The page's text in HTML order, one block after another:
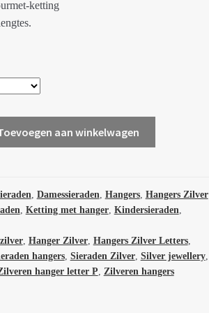
ketting
aan winkelwagen
, Damessieraden, Hangers, Hangers Zilver
, Ketting met hanger, Kindersieraden,
, Hanger Zilver, Hangers Zilver Letters,
hangers, Sieraden Zilver, Silver jewellery,
hanger letter P, Zilveren hangers